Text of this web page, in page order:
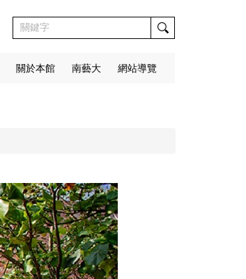
關於本館 南藝大 網站導覽